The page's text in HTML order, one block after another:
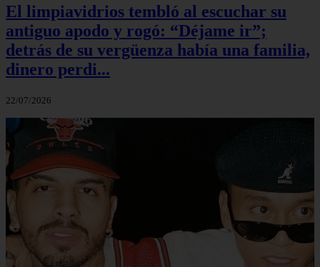
El limpiavidrios tembló al escuchar su
antiguo apodo y rogó: “Déjame ir”;
detrás de su vergüenza había una familia,
dinero perdi...
22/07/2026